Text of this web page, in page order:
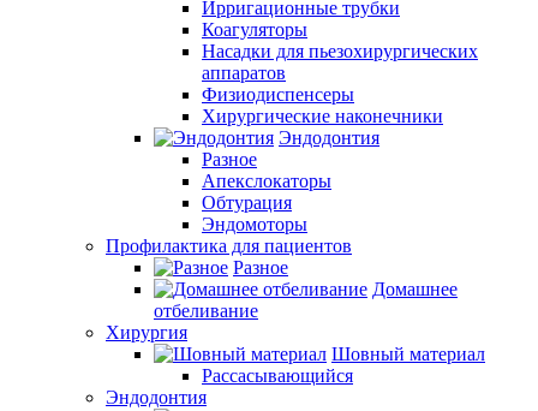
Ирригационные трубки
Коагуляторы
Насадки для пьезохирургических
аппаратов
Физиодиспенсеры
Хирургические наконечники
Эндодонтия
Разное
Апекслокаторы
Обтурация
Эндомоторы
Профилактика для пациентов
Разное
Домашнее
отбеливание
Хирургия
Шовный материал
Рассасывающийся
Эндодонтия